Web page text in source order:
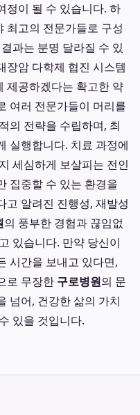
정이 될 수 있습니다. 하
최고의 전문가들로 구성
과는 분명 달라질 수 있
장암 다학제 협진 시스템
제공하겠다는 확고한 약
여러 전문가들이 머리를
의 전략을 수립하며, 최
실행합니다. 치료 과정에
세심하게 보살피는 전인
집중할 수 있는 환경을
고 알려진 진행성, 재발성
의 풍부한 경험과 끊임없
있습니다. 만약 당신이
시간을 보내고 있다면,
로 무장한 구로병원의 문
넘어, 건강한 삶의 가치
있을 것입니다.